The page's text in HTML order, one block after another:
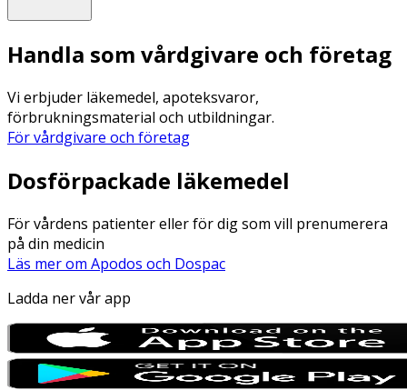
Handla som vårdgivare och företag
Vi erbjuder läkemedel, apoteksvaror,
förbrukningsmaterial och utbildningar.
För vårdgivare och företag
Dosförpackade läkemedel
För vårdens patienter eller för dig som vill prenumerera
på din medicin
Läs mer om Apodos och Dospac
Ladda ner vår app